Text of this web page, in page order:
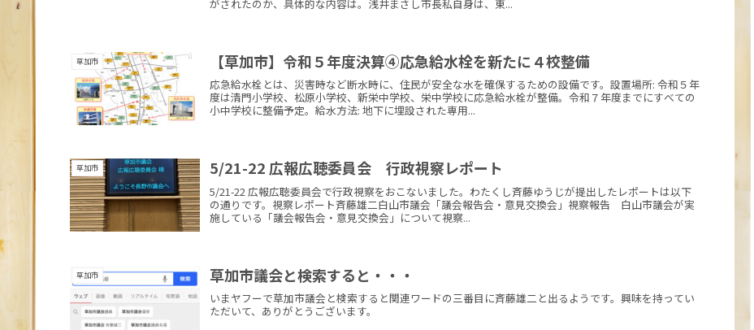
がされたのか、具体的な内容は。浅井まさし市長私自身は、東...
草加市 【草加市】令和５年度決算④応急給水栓を新たに４校整備
応急給水栓とは、災害時など断水時に、住民が安全な水を確保するための設備です。設置場所: 令和５年
度は清門小学校、松原小学校、新栄中学校、栄中学校に応急給水栓が整備。令和７年度までにすべての
小中学校に整備予定。給水方法: 地下に埋設された専用...
草加市 5/21-22 広報広聴委員会 行政視察レポート
5/21-22 広報広聴委員会で行政視察をおこないました。わたくし斉藤ゆうじが提出したレポートは以下
の通りです。視察レポート斉藤雄二白山市議会「議会報告会・意見交換会」視察報告 白山市議会が実
施している「議会報告会・意見交換会」について視察...
草加市 草加市議会と検索すると・・・
いまヤフーで草加市議会と検索すると関連ワードの三番目に斉藤雄二と出るようです。興味を持ってい
ただいて、ありがとうございます。